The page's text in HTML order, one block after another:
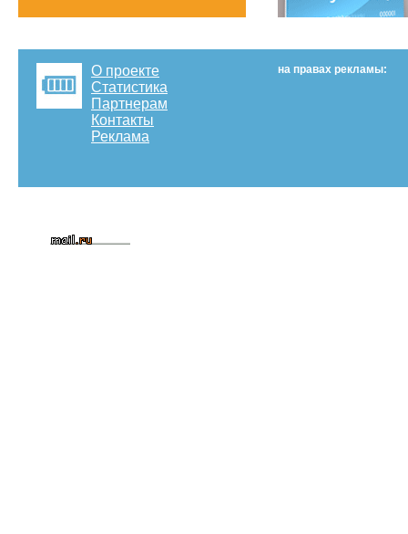
О проекте
Статистика
Партнерам
Контакты
Реклама
на правах рекламы: